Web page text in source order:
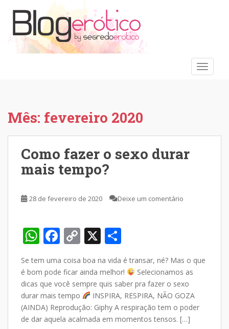
Mês: fevereiro 2020
Como fazer o sexo durar
mais tempo?
28 de fevereiro de 2020 Deixe um comentário
W
at
s
A
p
F
ac
e
b
o
o
C
o
p
y
Li
n
X
h
ar
e
Se tem uma coisa boa na vida é transar, né? Mas o que
é bom pode ficar ainda melhor!
Selecionamos as
dicas que você sempre quis saber pra fazer o sexo
durar mais tempo
INSPIRA, RESPIRA, NÃO GOZA
(AINDA) Reprodução: Giphy A respiração tem o poder
de dar aquela acalmada em momentos tensos. […]